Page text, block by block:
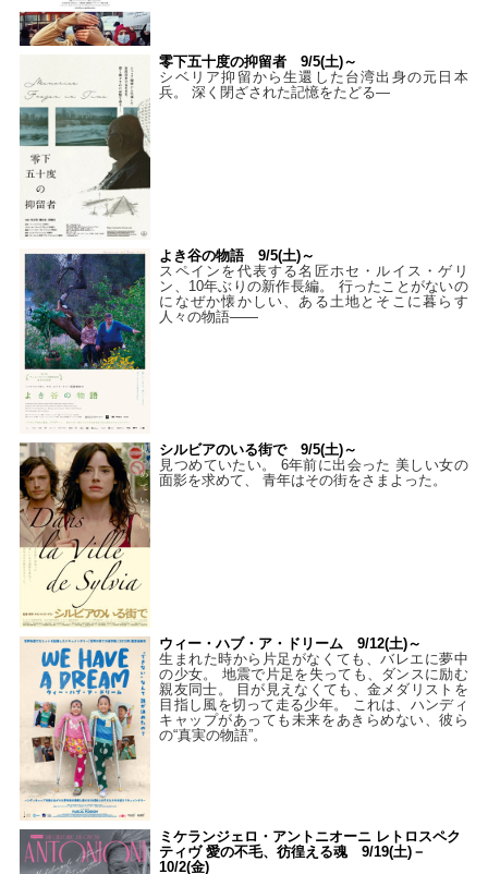
零下五十度の抑留者 9/5(土)～
シベリア抑留から生還した台湾出身の元日本
兵。 深く閉ざされた記憶をたどる—
よき谷の物語 9/5(土)～
スペインを代表する名匠ホセ・ルイス・ゲリ
ン、10年ぶりの新作長編。 行ったことがないの
になぜか懐かしい、ある土地とそこに暮らす
人々の物語――
シルビアのいる街で 9/5(土)～
見つめていたい。 6年前に出会った 美しい女の
面影を求めて、 青年はその街をさまよった。
ウィー・ハブ・ア・ドリーム 9/12(土)～
生まれた時から片足がなくても、バレエに夢中
の少女。 地震で片足を失っても、ダンスに励む
親友同士。 目が見えなくても、金メダリストを
目指し風を切って走る少年。 これは、ハンディ
キャップがあっても未来をあきらめない、彼ら
の“真実の物語”。
ミケランジェロ・アントニオーニ レトロスペク
ティヴ 愛の不毛、彷徨える魂 9/19(土)－
10/2(金)